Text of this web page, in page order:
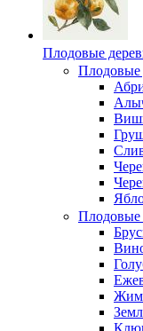
Плодовые
Плодовые
Плодовые